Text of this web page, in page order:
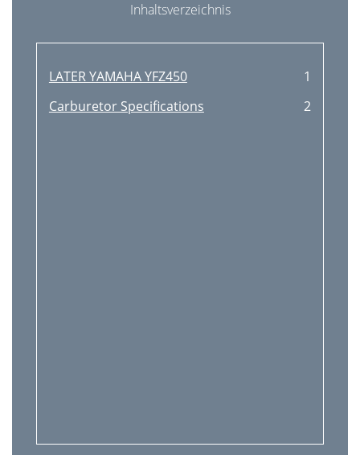
Inhaltsverzeichnis
LATER YAMAHA YFZ450
1
Carburetor Specifications
2